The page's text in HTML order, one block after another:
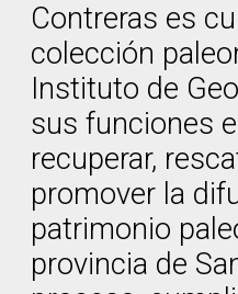
Contreras es
colección
Instituto de
sus funciones
recuperar,
promover la
patrimonio
provincia de